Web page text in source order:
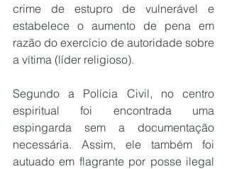
crime de estupro de vulnerável e
estabelece o aumento de pena em
razão do exercício de autoridade sobre
a vítima (líder religioso).
Segundo a Polícia Civil, no centro
espiritual foi encontrada uma
espingarda sem a documentação
necessária. Assim, ele também foi
autuado em flagrante por posse ilegal